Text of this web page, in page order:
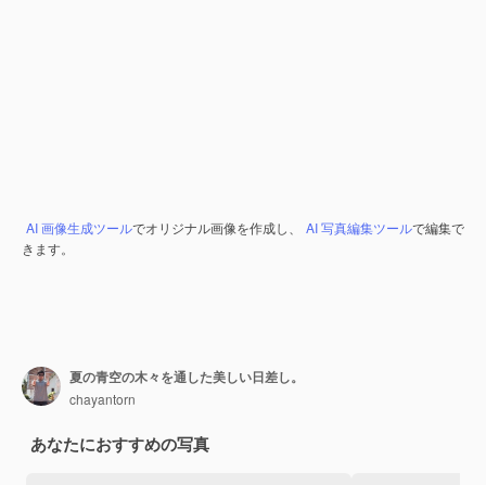
AI 画像生成ツールでオリジナル画像を作成し、 AI 写真編集ツールで編集で
きます。
夏の青空の木々を通した美しい日差し。
chayantorn
あなたにおすすめの写真